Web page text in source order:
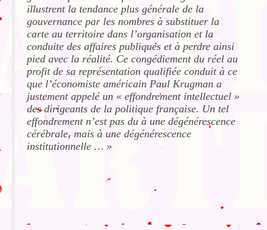
illustrent la tendance plus générale de la
gouvernance par les nombres à substituer la
carte au territoire dans l’organisation et la
conduite des affaires publiques et à perdre ainsi
pied avec la réalité. Ce congédiement du réel au
profit de sa représentation qualifiée conduit à ce
que l’économiste américain Paul Krugman a
justement appelé un « effondrement intellectuel »
des dirigeants de la politique française. Un tel
effondrement n’est pas du à une dégénérescence
cérébrale, mais à une dégénérescence
institutionnelle … »